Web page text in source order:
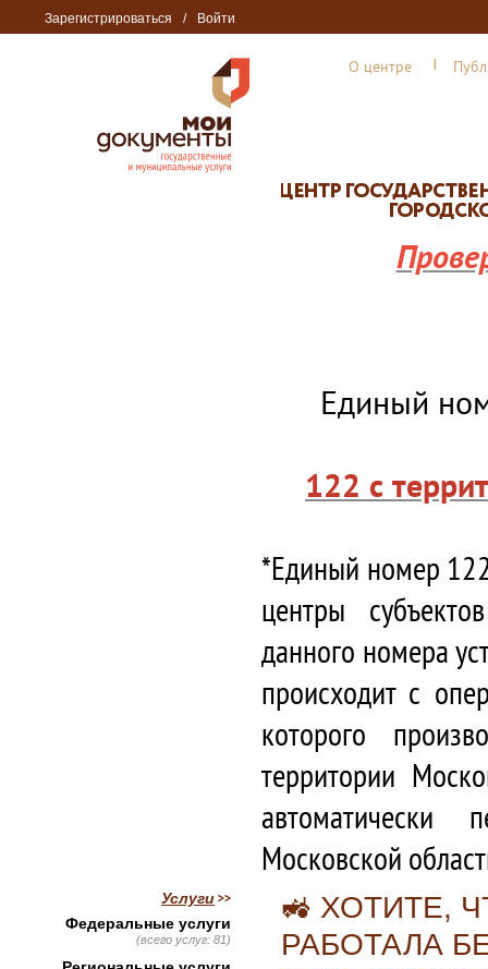
Зарегистрироваться / Войти
О центре
Единый
122 с
*Единый номер
центры
данного номера
происходит с
которого
территории
автоматически
Московской
🚜 ХОТИТЕ,
РАБОТАЛА
Услуги
Федеральные услуги
(всего услуг: 81)